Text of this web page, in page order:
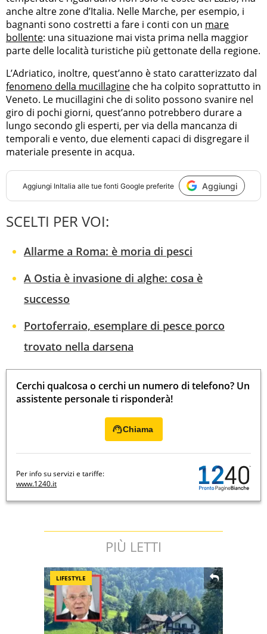
anche altre zone d’Italia. Nelle Marche, per esempio, i
bagnanti sono costretti a fare i conti con un mare
bollente: una situazione mai vista prima nella maggior
parte delle località turistiche più gettonate della regione.
L’Adriatico, inoltre, quest’anno è stato caratterizzato dal
fenomeno della mucillagine che ha colpito soprattutto in
Veneto. Le mucillagini che di solito possono svanire nel
giro di pochi giorni, quest’anno potrebbero durare a
lungo secondo gli esperti, per via della mancanza di
temporali e vento, due elementi capaci di disgregare il
materiale presente in acqua.
Aggiungi InItalia alle tue fonti Google preferite Aggiungi
SCELTI PER VOI:
Allarme a Roma: è moria di pesci
A Ostia è invasione di alghe: cosa è
successo
Portoferraio, esemplare di pesce porco
trovato nella darsena
Cerchi qualcosa o cerchi un numero di telefono? Un
assistente personale ti risponderà!
Chiama
Per info su servizi e tariffe:
www.1240.it
PIÙ LETTI
LIFESTYLE